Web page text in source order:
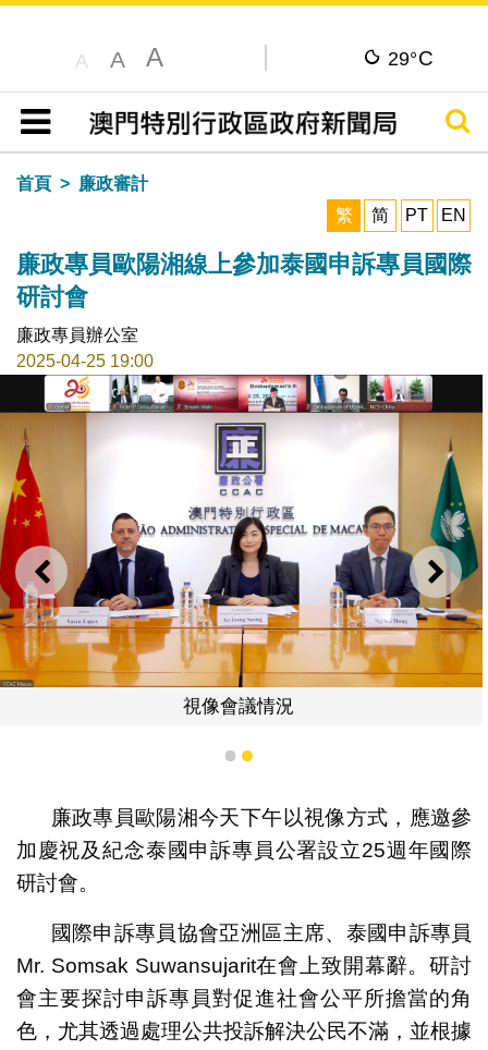
A A A 29°C
目錄
搜尋
首頁
廉政審計
繁
简 PT EN
廉政專員歐陽湘線上參加泰國申訴專員國際
研討會
廉政專員辦公室
2025-04-25 19:00
上一則 下一
視像會議情況
1 2
廉政專員歐陽湘今天下午以視像方式，應邀參
加慶祝及紀念泰國申訴專員公署設立25週年國際
研討會。
國際申訴專員協會亞洲區主席、泰國申訴專員
Mr. Somsak Suwansujarit在會上致開幕辭。研討
會主要探討申訴專員對促進社會公平所擔當的角
色，尤其透過處理公共投訴解決公民不滿，並根據